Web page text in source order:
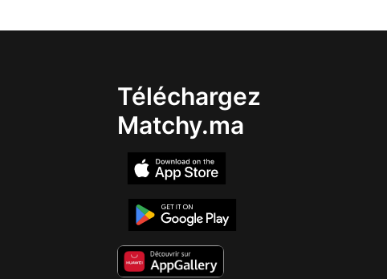
Téléchargez
Matchy.ma